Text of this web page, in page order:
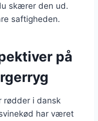
skærer den ud.
saftigheden.
på
rødder i dansk
har været